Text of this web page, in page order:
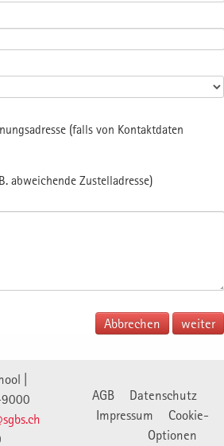
(falls von Kontaktdaten
abweichende Zustelladresse)
Abbrechen
|
9000
AGB
Datenschutz
Impressum
Cookie-
Optionen